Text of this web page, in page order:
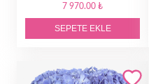
7 970.00 ₺
SEPETE EKLE